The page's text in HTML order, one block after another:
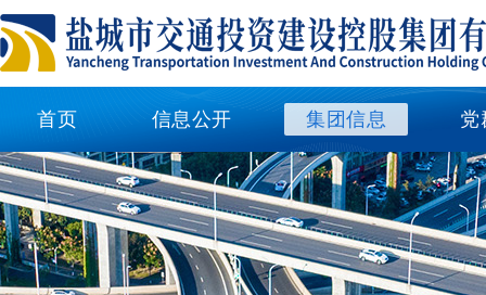
首页 信息公开 集团信息 党